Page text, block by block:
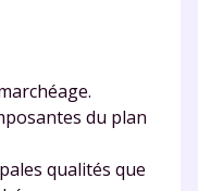
du plan
qualités que